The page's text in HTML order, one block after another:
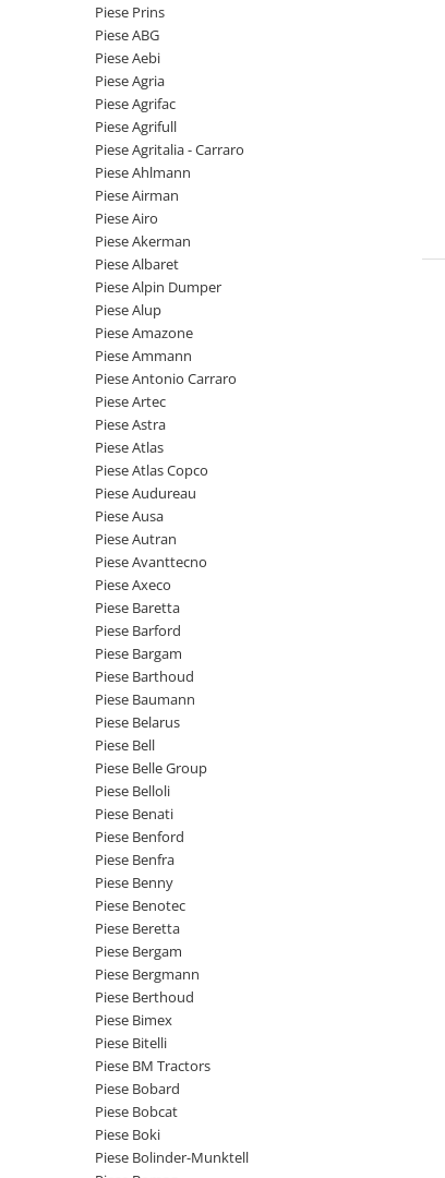
Convertizoare
Cruce cardan
Disc frictiune
Roti teren accidentat
Roti non-marking
Piulite roata
Butuc roata
Roata transpaleta
Piese motor
Alternatoare
Electromotoare
Pompa combustibil
Pompa de apa
Radiator racire ulei hidraulic
Radiator apa
Bobina de pornire
Bobina de oprire
Bobina de acceleratie
Curea alternator - transmisie
Curea distributie
Esapament
Busoane - dopuri
Ventilatoare
Pompa de ulei
Turbosuflanta
Diverse piese motor
Furtune si conducte
Vibrochen - ax came - arbore cotit
Camasa piston
Segmenti motor
Cablu acceleratie
Senzori de presiune ulei
Piese Vapormatic
Piese utilaje Fendt
Piese Case IH
Piese Dana Spicer
Piese Skyjack
Piese Bobcat
Piese Hyster
Piese Parker
Piese Hyundai
Piese Terex
Piese Lombardini
Piese Linde
Piese Multitel
Piese Massey Ferguson
Piese Steyr
Piese Landini
Piese New Holland
Piese Takeuchi
Piese Kobelco
Piese Jungheinrich
Piese Claas
Piese Iveco
Piese Nifty Lift
Piese Grove
Piese motor Perkins
Piese Deutz Fahr
Piese Atlas Copco
Piese Hitachi
Piese Vermeer
Piese Socage
Piese Prins
Piese ABG
Piese Aebi
Piese Agria
Piese Agrifac
Piese Agrifull
Piese Agritalia - Carraro
Piese Ahlmann
Piese Airman
Piese Airo
Piese Akerman
Piese Albaret
Piese Alpin Dumper
Piese Alup
Piese Amazone
Piese Ammann
Piese Antonio Carraro
Piese Artec
Piese Astra
Piese Atlas
Piese Atlas Copco
Piese Audureau
Piese Ausa
Piese Autran
Piese Avanttecno
Piese Axeco
Piese Baretta
Piese Barford
Piese Bargam
Piese Barthoud
Piese Baumann
Piese Belarus
Piese Bell
Piese Belle Group
Piese Belloli
Piese Benati
Piese Benford
Piese Benfra
Piese Benny
Piese Benotec
Piese Beretta
Piese Bergam
Piese Bergmann
Piese Berthoud
Piese Bimex
Piese Bitelli
Piese BM Tractors
Piese Bobard
Piese Bobcat
Piese Boki
Piese Bolinder-Munktell